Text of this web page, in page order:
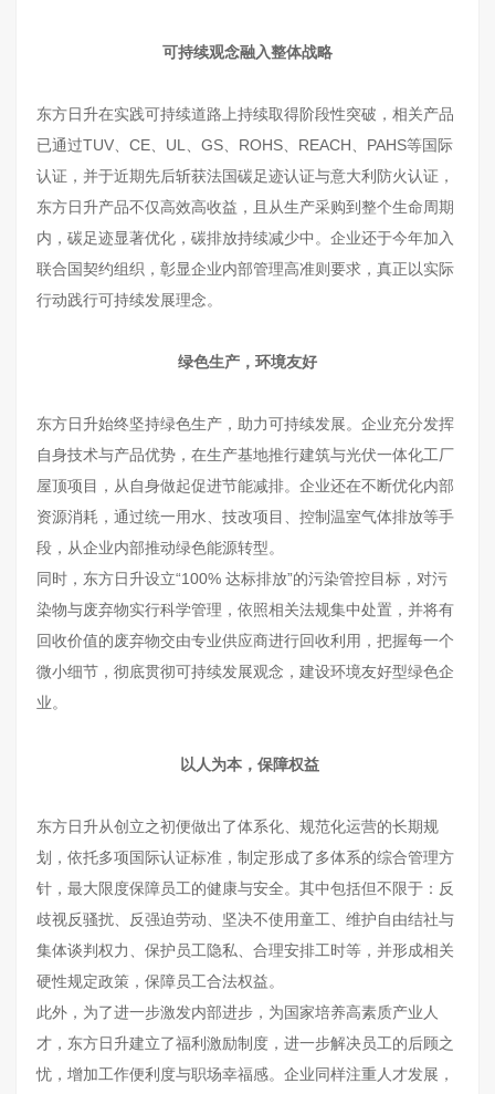
可持续观念融入整体战略
东方日升在实践可持续道路上持续取得阶段性突破，相关产品
已通过TUV、CE、UL、GS、ROHS、REACH、PAHS等国际
认证，并于近期先后斩获法国碳足迹认证与意大利防火认证，
东方日升产品不仅高效高收益，且从生产采购到整个生命周期
内，碳足迹显著优化，碳排放持续减少中。企业还于今年加入
联合国契约组织，彰显企业内部管理高准则要求，真正以实际
行动践行可持续发展理念。
绿色生产，环境友好
东方日升始终坚持绿色生产，助力可持续发展。企业充分发挥
自身技术与产品优势，在生产基地推行建筑与光伏一体化工厂
屋顶项目，从自身做起促进节能减排。企业还在不断优化内部
资源消耗，通过统一用水、技改项目、控制温室气体排放等手
段，从企业内部推动绿色能源转型。
同时，东方日升设立“100% 达标排放”的污染管控目标，对污
染物与废弃物实行科学管理，依照相关法规集中处置，并将有
回收价值的废弃物交由专业供应商进行回收利用，把握每一个
微小细节，彻底贯彻可持续发展观念，建设环境友好型绿色企
业。
以人为本，保障权益
东方日升从创立之初便做出了体系化、规范化运营的长期规
划，依托多项国际认证标准，制定形成了多体系的综合管理方
针，最大限度保障员工的健康与安全。其中包括但不限于：反
歧视反骚扰、反强迫劳动、坚决不使用童工、维护自由结社与
集体谈判权力、保护员工隐私、合理安排工时等，并形成相关
硬性规定政策，保障员工合法权益。
此外，为了进一步激发内部进步，为国家培养高素质产业人
才，东方日升建立了福利激励制度，进一步解决员工的后顾之
忧，增加工作便利度与职场幸福感。企业同样注重人才发展，